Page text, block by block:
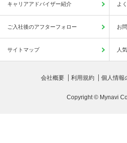
キャリアアドバイザー紹介 よ
ご入社後のアフターフォロー お
サイトマップ 人
会社概要 利用規約 個人情報
Copyright © Mynavi